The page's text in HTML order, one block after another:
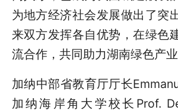
为地方经济社会发展做出了突
来双方发挥各自优势，在绿色
流合作，共同助力湖南绿色产业
加纳中部省教育厅厅长
加纳海岸角大学校长 Prof.